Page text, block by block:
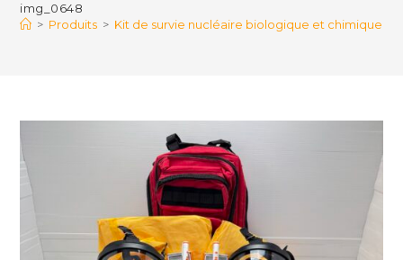
img_0648
> Produits > Kit de survie nucléaire biologique et chimique